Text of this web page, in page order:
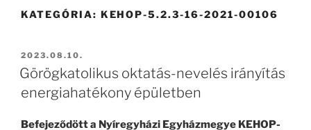
KATEGÓRIA: KEHOP-5.2.3-16-2021-00106
BEKÜLDVE:
2023.08.10.
Görögkatolikus oktatás-nevelés irányítás
energiahatékony épületben
Befejeződött a Nyíregyházi Egyházmegye KEHOP-